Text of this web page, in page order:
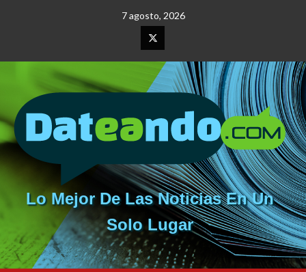
7 agosto, 2026
Elemento
del
menú
Lo Mejor De Las Noticias En Un
Solo Lugar